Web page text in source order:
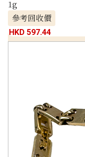
1g
參考回收價
HKD 597.44